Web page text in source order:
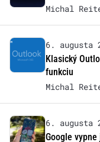
Michal
6. augusta
Klasický
funkciu
Michal
6. augusta
Google